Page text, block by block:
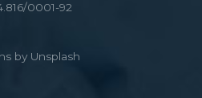
0001-92
by Unsplash